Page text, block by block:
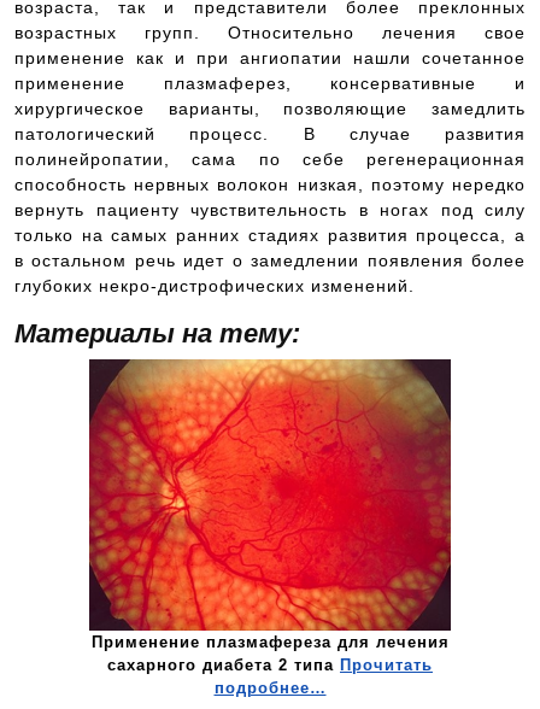
возраста, так и представители более преклонных
возрастных групп. Относительно лечения свое
применение как и при ангиопатии нашли сочетанное
применение плазмаферез, консервативные и
хирургическое варианты, позволяющие замедлить
патологический процесс. В случае развития
полинейропатии, сама по себе регенерационная
способность нервных волокон низкая, поэтому нередко
вернуть пациенту чувствительность в ногах под силу
только на самых ранних стадиях развития процесса, а
в остальном речь идет о замедлении появления более
глубоких некро-дистрофических изменений.
Материалы на тему:
Применение плазмафереза для лечения
сахарного диабета 2 типа Прочитать
подробнее…